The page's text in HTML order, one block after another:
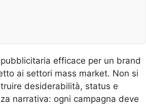
efficace per un brand
ai settori mass market. Non si
desiderabilità, status e
narrativa: ogni campagna deve